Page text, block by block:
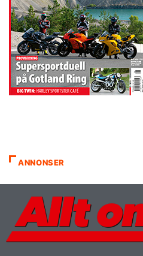
ANNONSER